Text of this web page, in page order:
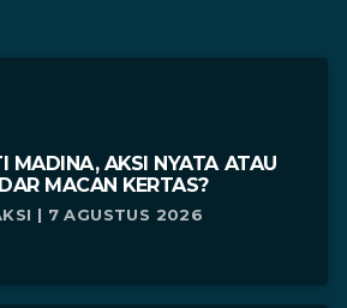
MADINA, AKSI NYATA ATAU
MACAN KERTAS?
| 7 AGUSTUS 2026